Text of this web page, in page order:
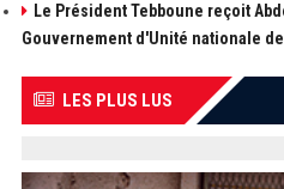
Le Président Tebboune reçoit
Gouvernement d'Unité nationale
LES PLUS LUS